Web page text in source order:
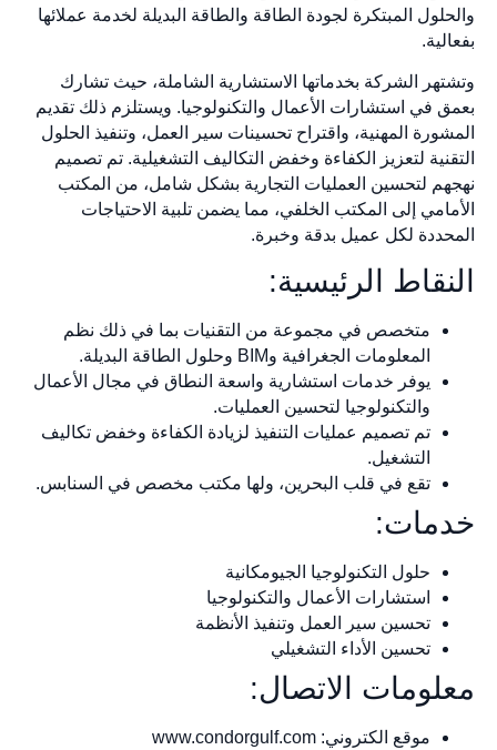
والحلول المبتكرة لجودة الطاقة والطاقة البديلة لخدمة عملائها
بفعالية.
وتشتهر الشركة بخدماتها الاستشارية الشاملة، حيث تشارك
بعمق في استشارات الأعمال والتكنولوجيا. ويستلزم ذلك تقديم
المشورة المهنية، واقتراح تحسينات سير العمل، وتنفيذ الحلول
التقنية لتعزيز الكفاءة وخفض التكاليف التشغيلية. تم تصميم
نهجهم لتحسين العمليات التجارية بشكل شامل، من المكتب
الأمامي إلى المكتب الخلفي، مما يضمن تلبية الاحتياجات
المحددة لكل عميل بدقة وخبرة.
النقاط الرئيسية:
متخصص في مجموعة من التقنيات بما في ذلك نظم
المعلومات الجغرافية وBIM وحلول الطاقة البديلة.
يوفر خدمات استشارية واسعة النطاق في مجال الأعمال
والتكنولوجيا لتحسين العمليات.
تم تصميم عمليات التنفيذ لزيادة الكفاءة وخفض تكاليف
التشغيل.
تقع في قلب البحرين، ولها مكتب مخصص في السنابس.
خدمات:
حلول التكنولوجيا الجيومكانية
استشارات الأعمال والتكنولوجيا
تحسين سير العمل وتنفيذ الأنظمة
تحسين الأداء التشغيلي
معلومات الاتصال:
موقع الكتروني: www.condorgulf.com